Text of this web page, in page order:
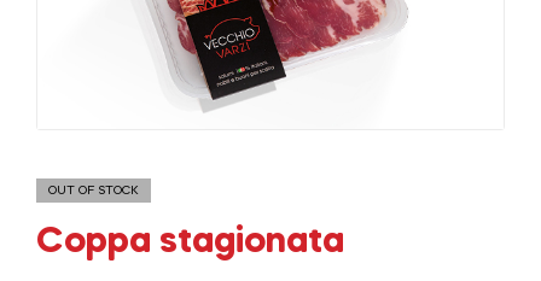
OUT OF STOCK
Coppa stagionata